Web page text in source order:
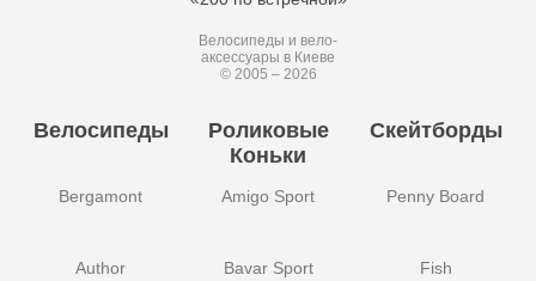
Велосипеды и вело-
аксессуары в Киеве
© 2005 – 2026
Велосипеды
Bergamont
Author
Роликовые
Коньки
Amigo Sport
Bavar Sport
Скейтборды
Penny Board
Fish